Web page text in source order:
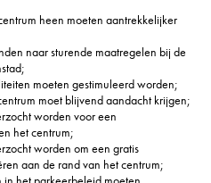
heen moeten aantrekkelijker
naar sturende maatregelen bij de
moeten gestimuleerd worden;
moet blijvend aandacht krijgen;
worden voor een
het centrum;
worden om een gratis
aan de rand van het centrum;